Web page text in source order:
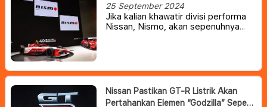
Mobil Listrik
25 September 2024
Jika kalian khawatir divisi performa
Nissan, Nismo, akan sepenuhnya
Nissan Pastikan GT-R Listrik Akan
Pertahankan Elemen “Godzilla” Seperti